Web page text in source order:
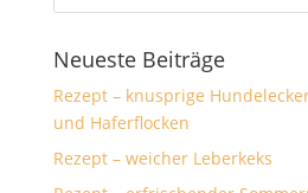
Neueste Beiträge
Rezept – knusprige
und Haferflocken
Rezept – weicher Leberkeks